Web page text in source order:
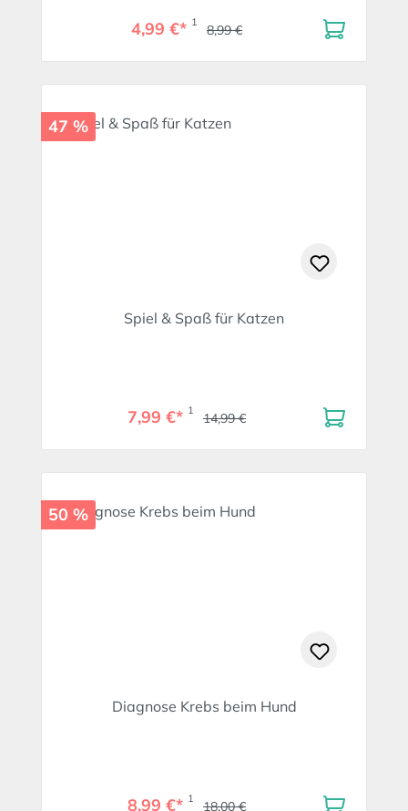
4,99 €* 1 8,99 €
47 %
Spiel & Spaß für Katzen
7,99 €* 1 14,99 €
50 %
Diagnose Krebs beim Hund
8,99 €* 1 18,00 €